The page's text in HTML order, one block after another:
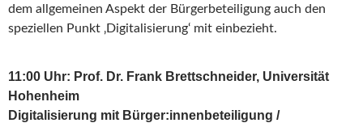
dem allgemeinen Aspekt der Bürgerbeteiligung auch den
speziellen Punkt ‚Digitalisierung‘ mit einbezieht.
11:00 Uhr: Prof. Dr. Frank Brettschneider, Universität
Hohenheim
Digitalisierung mit Bürger:innenbeteiligung /